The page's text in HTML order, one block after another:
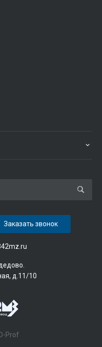
д.11/10
Заказать звонок
Prof